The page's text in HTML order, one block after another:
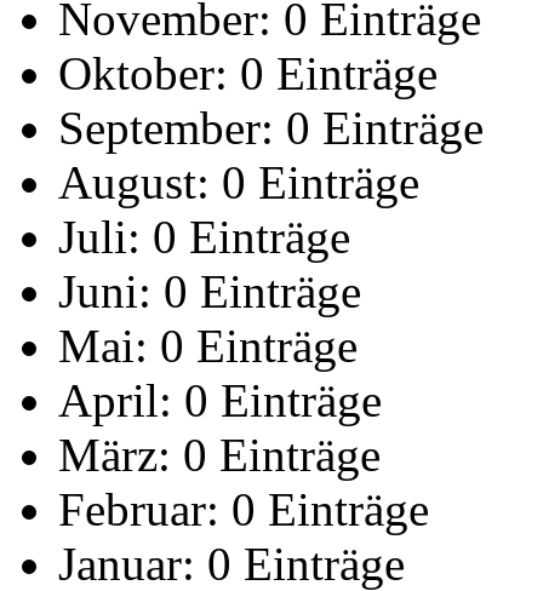
November: 0 Einträge
Oktober: 0 Einträge
September: 0 Einträge
August: 0 Einträge
Juli: 0 Einträge
Juni: 0 Einträge
Mai: 0 Einträge
April: 0 Einträge
März: 0 Einträge
Februar: 0 Einträge
Januar: 0 Einträge